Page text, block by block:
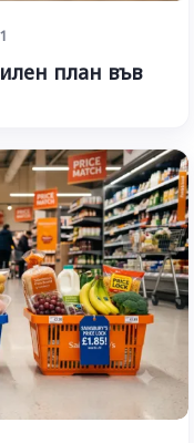
план във